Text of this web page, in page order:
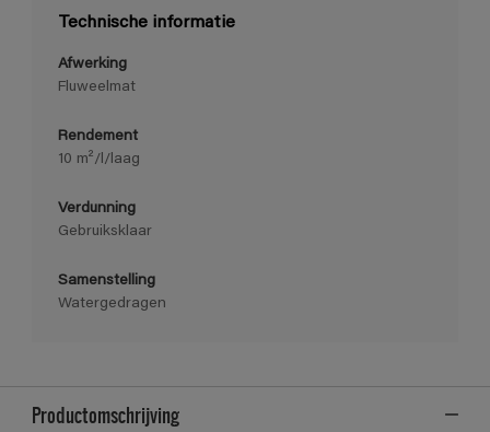
Technische informatie
Afwerking
Fluweelmat
Rendement
10 m²/l/laag
Verdunning
Gebruiksklaar
Samenstelling
Watergedragen
Productomschrijving